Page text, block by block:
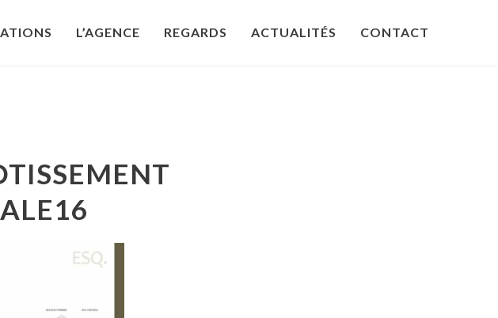
L’AGENCE REGARDS ACTUALITÉS CONTACT